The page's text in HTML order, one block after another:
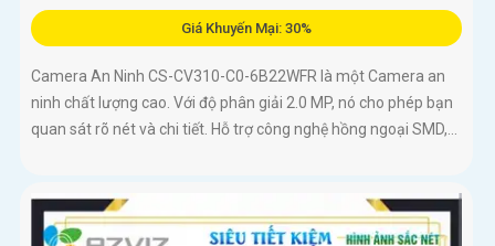
Giá Khuyến Mại: 30%
Camera An Ninh CS-CV310-C0-6B22WFR là một Camera an
ninh chất lượng cao. Với độ phân giải 2.0 MP, nó cho phép bạn
quan sát rõ nét và chi tiết. Hỗ trợ công nghệ hồng ngoại SMD,...